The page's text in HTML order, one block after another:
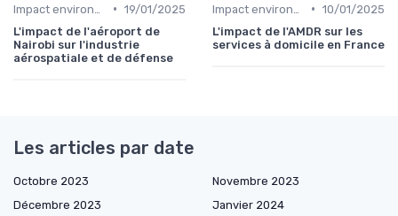
• 19/01/2025
L'impact de l'aéroport de
Nairobi sur l'industrie
aérospatiale et de défense
• 10/01/2025
L'impact de l'AMDR sur les
services à domicile en France
Les articles par date
Octobre 2023
Novembre 2023
Décembre 2023
Janvier 2024